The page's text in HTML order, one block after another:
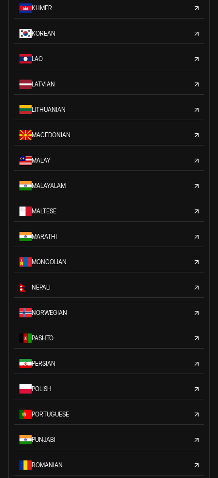
KHMER
KOREAN
LAO
LATVIAN
LITHUANIAN
MACEDONIAN
MALAY
MALAYALAM
MALTESE
MARATHI
MONGOLIAN
NEPALI
NORWEGIAN
PASHTO
PERSIAN
POLISH
PORTUGUESE
PUNJABI
ROMANIAN